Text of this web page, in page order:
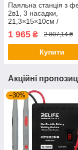
Паяльна станція з
2в1, 3 насадки,
21,3×15×10см /
Термоповітряна
станція / Станція для
пайки / Набір для
1 965 ₴ 2 807,14 ₴
Купити
Акційні
–30%